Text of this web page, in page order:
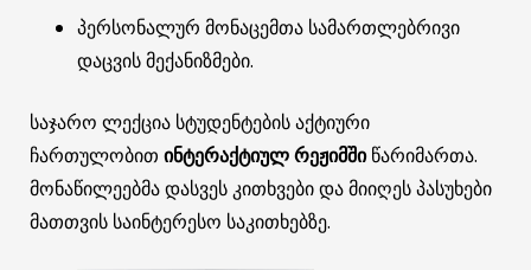
პერსონალურ მონაცემთა სამართლებრივი
დაცვის მექანიზმები.
საჯარო ლექცია სტუდენტების აქტიური
ჩართულობით ინტერაქტიულ რეჟიმშიწარიმართა.
მონაწილეებმა დასვეს კითხვები და მიიღეს პასუხები
მათთვის საინტერესო საკითხებზე.